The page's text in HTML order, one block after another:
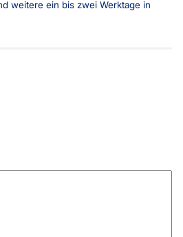
Vorkasse
weitere ein bis zwei Werktage in